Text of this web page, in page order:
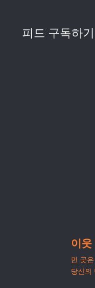
피드 구독하
이웃
먼 곳
당신의